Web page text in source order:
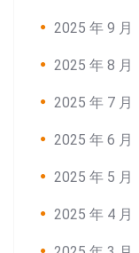
2025 年 9 月
2025 年 8 月
2025 年 7 月
2025 年 6 月
2025 年 5 月
2025 年 4 月